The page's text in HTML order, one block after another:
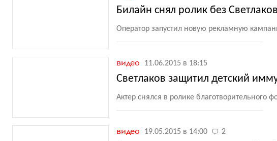
Билайн снял ролик без
Оператор запустил новую рекламную
видео 11.06.2015 в 18:15
Светлаков защитил детский
Актер снялся в ролике благотворительного
видео 19.05.2015 в 14:00 2